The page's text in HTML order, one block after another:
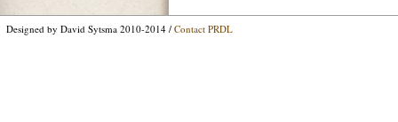
Designed by David Sytsma 2010-2014 / Contact PRDL